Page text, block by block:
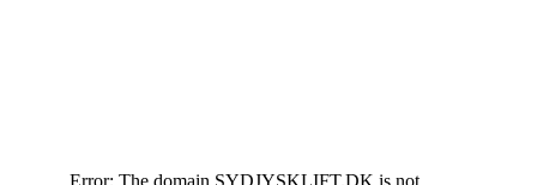
Error: The domain SYDJYSKLIFT.DK is not